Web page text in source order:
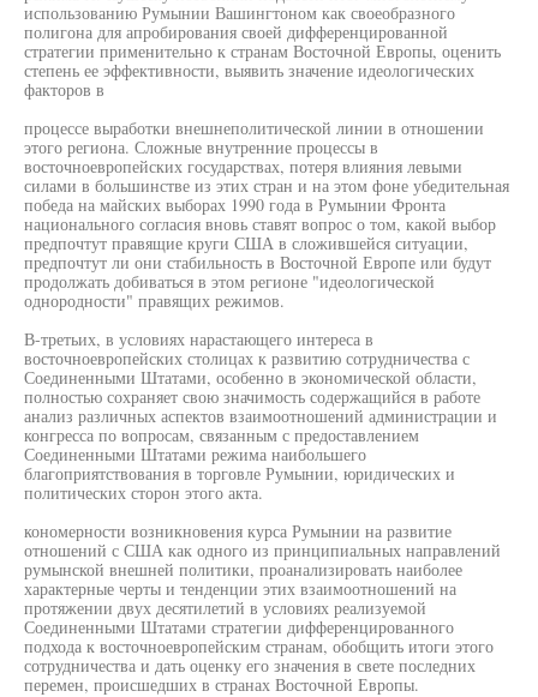
использованию Румынии Вашингтоном как своеобразного
полигона для апробирования своей дифференцированной
стратегии применительно к странам Восточной Европы, оценить
степень ее эффективности, выявить значение идеологических
факторов в
процессе выработки внешнеполитической линии в отношении
этого региона. Сложные внутренние процессы в
восточноевропейских государствах, потеря влияния левыми
силами в большинстве из этих стран и на этом фоне убедительная
победа на майских выборах 1990 года в Румынии Фронта
национального согласия вновь ставят вопрос о том, какой выбор
предпочтут правящие круги США в сложившейся ситуации,
предпочтут ли они стабильность в Восточной Европе или будут
продолжать добиваться в этом регионе "идеологической
однородности" правящих режимов.
В-третьих, в условиях нарастающего интереса в
восточноевропейских столицах к развитию сотрудничества с
Соединенными Штатами, особенно в экономической области,
полностью сохраняет свою значимость содержащийся в работе
анализ различных аспектов взаимоотношений администрации и
конгресса по вопросам, связанным с предоставлением
Соединенными Штатами режима наибольшего
благоприятствования в торговле Румынии, юридических и
политических сторон этого акта.
кономерности возникновения курса Румынии на развитие
отношений с США как одного из принципиальных направлений
румынской внешней политики, проанализировать наиболее
характерные черты и тенденции этих взаимоотношений на
протяжении двух десятилетий в условиях реализуемой
Соединенными Штатами стратегии дифференцированного
подхода к восточноевропейским странам, обобщить итоги этого
сотрудничества и дать оценку его значения в свете последних
перемен, происшедших в странах Восточной Европы.